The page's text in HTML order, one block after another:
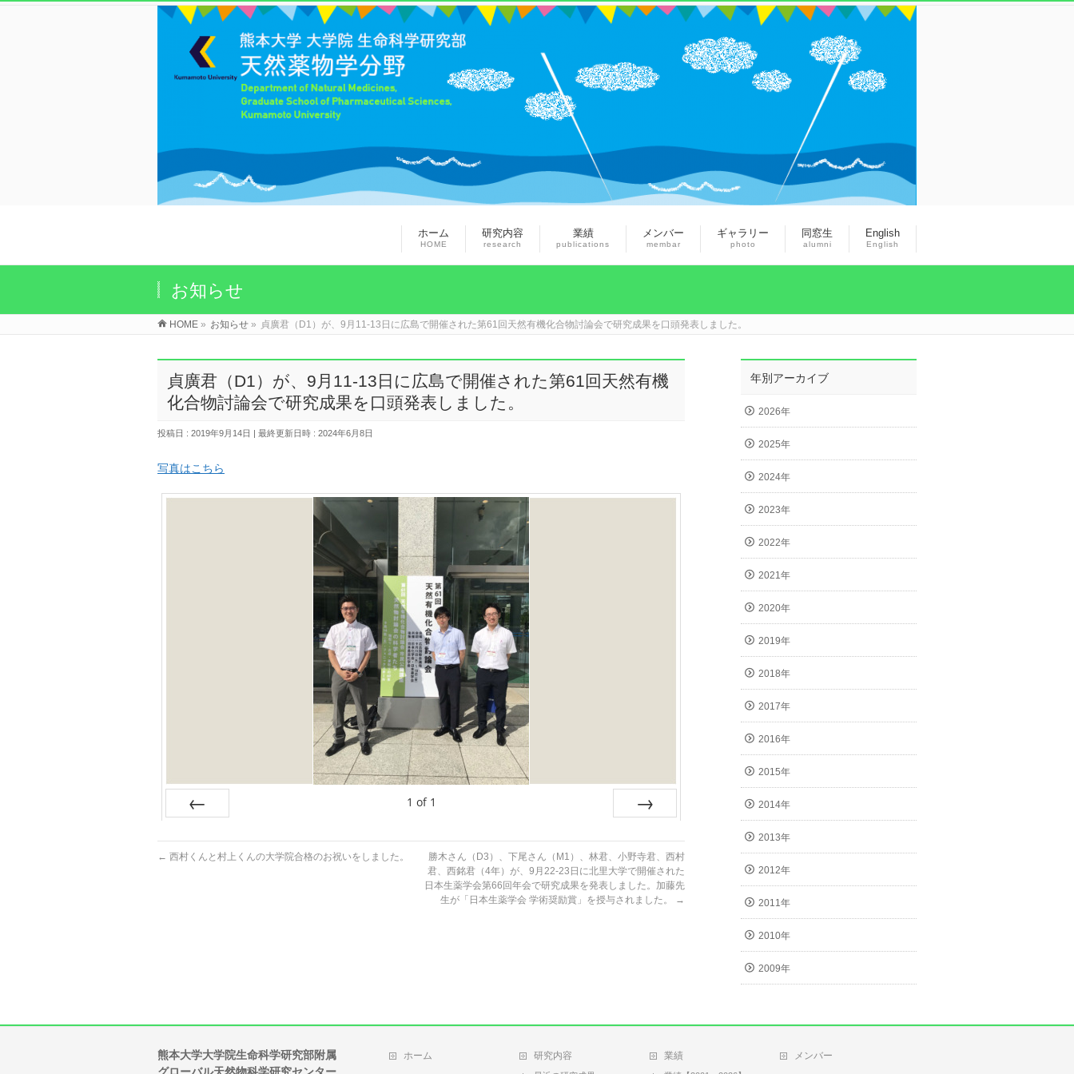
ホーム
HOME
研究内容
research
業績
publications
メンバー
membar
ギャラリー
photo
同窓生
alumni
English
English
お知らせ
HOME » お知らせ » 貞廣君（D1）が、9月11-13日に広島で開催された第61回天然有機化合物討論会で研究成果を口頭発表しました。
貞廣君（D1）が、9月11-13日に広島で開催された第61回天然有機
化合物討論会で研究成果を口頭発表しました。
投稿日 : 2019年9月14日 最終更新日時 : 2024年6月8日
写真はこちら
1 of 1
← 西村くんと村上くんの大学院合格のお祝いをしました。
勝木さん（D3）、下尾さん（M1）、林君、小野寺君、西村
君、西銘君（4年）が、9月22-23日に北里大学で開催された
日本生薬学会第66回年会で研究成果を発表しました。加藤先
生が「日本生薬学会 学術奨励賞」を授与されました。
→
年別アーカイブ
2026年
2025年
2024年
2023年
2022年
2021年
2020年
2019年
2018年
2017年
2016年
2015年
2014年
2013年
2012年
2011年
2010年
2009年
熊本大学大学院生命科学研究部附属
ホーム 研究内容 業績 メンバー